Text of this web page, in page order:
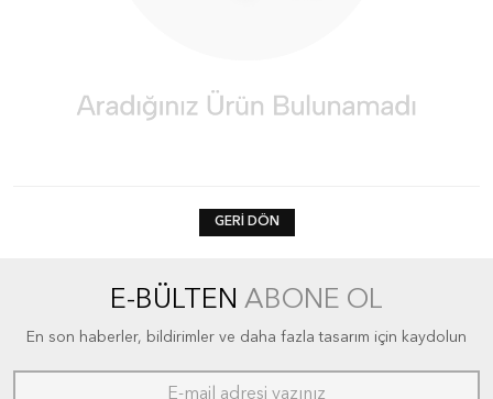
GERI DÖN
E-BÜLTEN ABONE OL
En son haberler, bildirimler ve daha fazla tasarım için kaydolun